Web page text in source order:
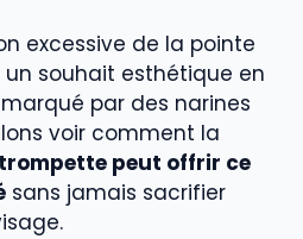
excessive de la pointe
souhait esthétique en
par des narines
voir comment la
peut offrir ce
sans jamais sacrifier